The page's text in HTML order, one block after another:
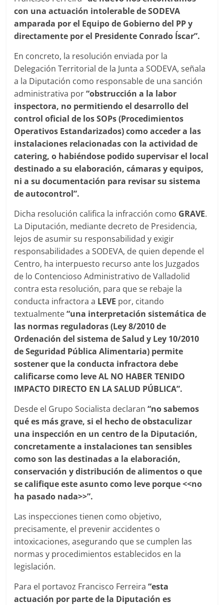
con una actuación intolerable de SODEVA
amparada por el Equipo de Gobierno del PP y
directamente por el Presidente Conrado Íscar”.
En concreto, la resolución enviada por la
Delegación Territorial de la Junta a SODEVA, señala
a la Diputación como responsable de una sanción
administrativa por“obstrucción a la labor
inspectora, no permitiendo el desarrollo del
control oficial de los SOPs (Procedimientos
Operativos Estandarizados) como acceder a las
instalaciones relacionadas con la actividad de
catering, o habiéndose podido supervisar el local
destinado a su elaboración, cámaras y equipos,
ni a su documentación para revisar su sistema
de autocontrol”.
Dicha resolución califica la infracción como GRAVE.
La Diputación, mediante decreto de Presidencia,
lejos de asumir su responsabilidad y exigir
responsabilidades a SODEVA, de quien depende el
Centro, ha interpuesto recurso ante los Juzgados
de lo Contencioso Administrativo de Valladolid
contra esta resolución, para que se rebaje la
conducta infractora a LEVE por, citando
textualmente“una interpretación sistemática de
las normas reguladoras (Ley 8/2010 de
Ordenación del sistema de Salud y Ley 10/2010
de Seguridad Pública Alimentaria) permite
sostener que la conducta infractora debe
calificarse como leve AL NO HABER TENIDO
IMPACTO DIRECTO EN LA SALUD PÚBLICA”.
Desde el Grupo Socialista declaran“no sabemos
qué es más grave, si el hecho de obstaculizar
una inspección en un centro de la Diputación,
concretamente a instalaciones tan sensibles
como son las destinadas a la elaboración,
conservación y distribución de alimentos o que
se califique este asunto como leve porque <<no
ha pasado nada>>”.
Las inspecciones tienen como objetivo,
precisamente, el prevenir accidentes o
intoxicaciones, asegurando que se cumplen las
normas y procedimientos establecidos en la
legislación.
Para el portavoz Francisco Ferreira“esta
actuación por parte de la Diputación es